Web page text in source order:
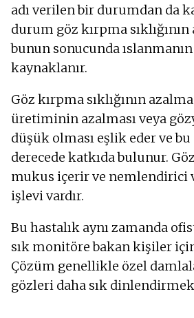
adı verilen bir durumdan da
durum göz kırpma sıklığının
bunun sonucunda
kaynaklanır.
Göz kırpma sıklığının
üretiminin azalması veya
düşük olması eşlik eder ve
derecede katkıda bulunur.
mukus içerir ve nemlendirici
işlevi vardır.
Bu hastalık aynı zamanda
sık monitöre bakan kişiler
Çözüm genellikle özel
gözleri daha sık